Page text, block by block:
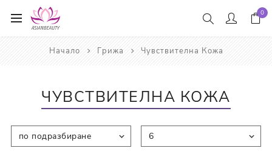
0
Начало Грижа Чувствителна Кожа
ЧУВСТВИТЕЛНА КОЖА